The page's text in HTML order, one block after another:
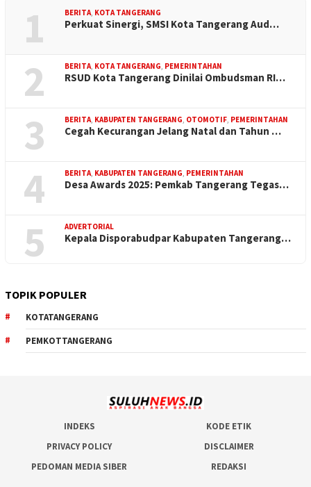
1 BERITA KOTA TANGERANG
Perkuat Sinergi, SMSI Kota Tangerang Aud…
2 BERITA KOTA TANGERANG PEMERINTAHAN
RSUD Kota Tangerang Dinilai Ombudsman RI…
3 BERITA KABUPATEN TANGERANG OTOMOTIF PEMERINTAHAN
Cegah Kecurangan Jelang Natal dan Tahun …
4 BERITA KABUPATEN TANGERANG PEMERINTAHAN
Desa Awards 2025: Pemkab Tangerang Tegas…
5 ADVERTORIAL
Kepala Disporabudpar Kabupaten Tangerang…
TOPIK POPULER
KOTATANGERANG
PEMKOTTANGERANG
INDEKS
KODE ETIK
PRIVACY POLICY
DISCLAIMER
PEDOMAN MEDIA SIBER
REDAKSI